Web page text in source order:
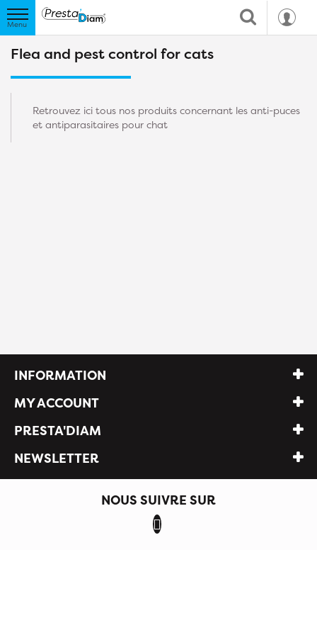
Flea and pest control for cats
Retrouvez ici tous nos produits concernant les anti-puces
et antiparasitaires pour chat
INFORMATION
MY ACCOUNT
PRESTA'DIAM
NEWSLETTER
NOUS SUIVRE SUR